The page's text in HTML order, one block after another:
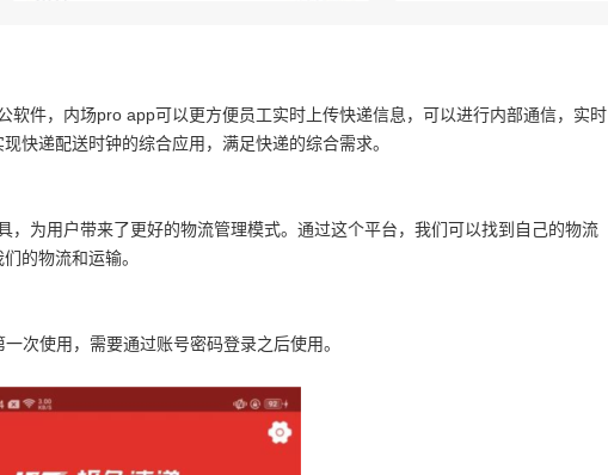
软件，内场pro app可以更方便员工实时上传快递信息，可以进行内部通信，实时
快递配送时钟的综合应用，满足快递的综合需求。
，为用户带来了更好的物流管理模式。通过这个平台，我们可以找到自己的物流
的物流和运输。
次使用，需要通过账号密码登录之后使用。